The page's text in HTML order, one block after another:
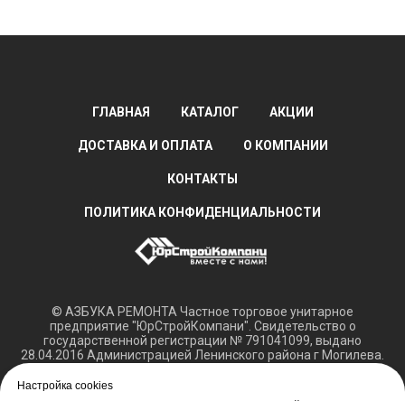
Настройка cookies
ГЛАВНАЯ КАТАЛОГ АКЦИИ
ДОСТАВКА И ОПЛАТА О КОМПАНИИ
КОНТАКТЫ
ПОЛИТИКА КОНФИДЕНЦИАЛЬНОСТИ
© АЗБУКА РЕМОНТА Частное торговое унитарное
предприятие "ЮрСтройКомпани". Свидетельство о
государственной регистрации № 791041099, выдано
28.04.2016 Администрацией Ленинского района г Могилева.
Обращаем ваше внимание, что вся представленная